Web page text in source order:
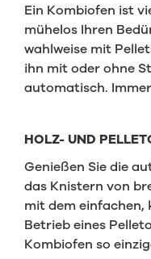
Ein Kombiofen ist
mühelos Ihren
wahlweise mit
ihn mit oder ohne
automatisch.
HOLZ- UND
Genießen Sie die
das Knistern von
mit dem einfachen,
Betrieb eines
Kombiofen so